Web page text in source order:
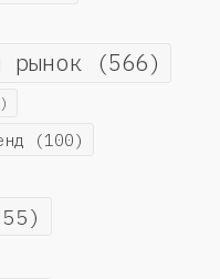
рынок (566)
(100)